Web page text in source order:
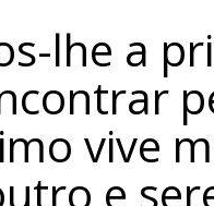
lhe a
vive
e